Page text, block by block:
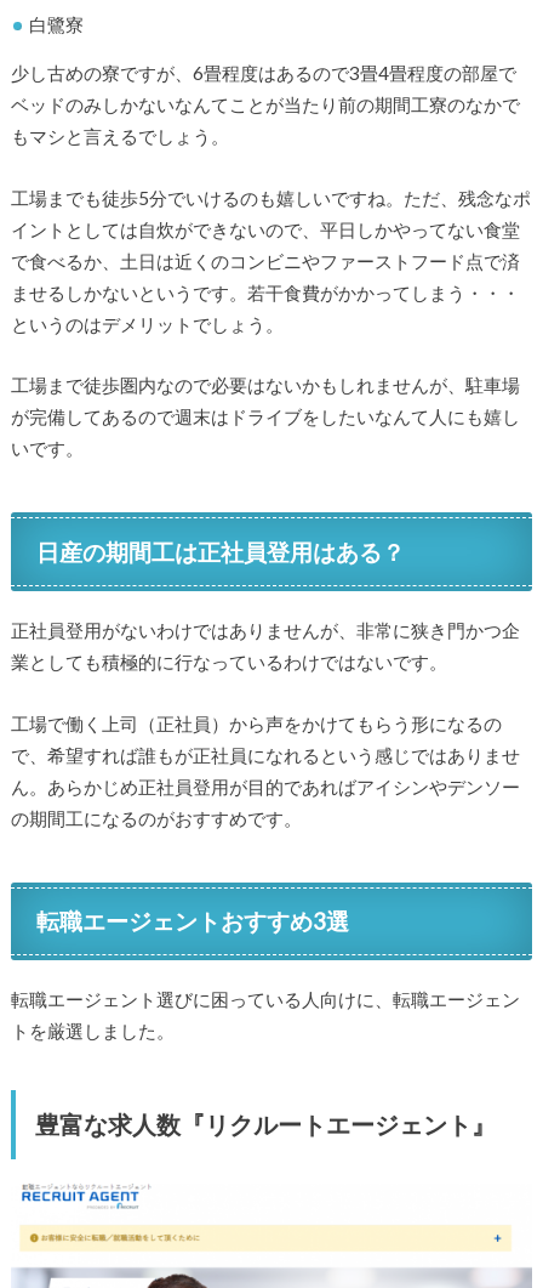
白鷺寮
少し古めの寮ですが、6畳程度はあるので3畳4畳程度の部屋で
ベッドのみしかないなんてことが当たり前の期間工寮のなかで
もマシと言えるでしょう。
工場までも徒歩5分でいけるのも嬉しいですね。ただ、残念なポ
イントとしては自炊ができないので、平日しかやってない食堂
で食べるか、土日は近くのコンビニやファーストフード点で済
ませるしかないというです。若干食費がかかってしまう・・・
というのはデメリットでしょう。
工場まで徒歩圏内なので必要はないかもしれませんが、駐車場
が完備してあるので週末はドライブをしたいなんて人にも嬉し
いです。
日産の期間工は正社員登用はある？
正社員登用がないわけではありませんが、非常に狭き門かつ企
業としても積極的に行なっているわけではないです。
工場で働く上司（正社員）から声をかけてもらう形になるの
で、希望すれば誰もが正社員になれるという感じではありませ
ん。あらかじめ正社員登用が目的であればアイシンやデンソー
の期間工になるのがおすすめです。
転職エージェントおすすめ3選
転職エージェント選びに困っている人向けに、転職エージェン
トを厳選しました。
豊富な求人数『リクルートエージェント』